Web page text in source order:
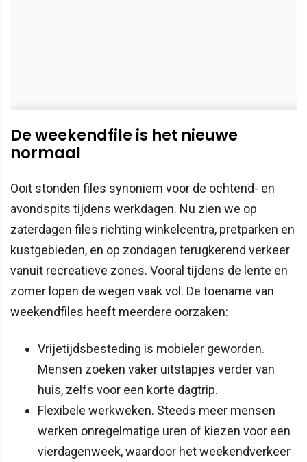
De weekendfile is het nieuwe
normaal
Ooit stonden files synoniem voor de ochtend- en
avondspits tijdens werkdagen. Nu zien we op
zaterdagen files richting winkelcentra, pretparken en
kustgebieden, en op zondagen terugkerend verkeer
vanuit recreatieve zones. Vooral tijdens de lente en
zomer lopen de wegen vaak vol. De toename van
weekendfiles heeft meerdere oorzaken:
Vrijetijdsbesteding is mobieler geworden.
Mensen zoeken vaker uitstapjes verder van
huis, zelfs voor een korte dagtrip.
Flexibele werkweken. Steeds meer mensen
werken onregelmatige uren of kiezen voor een
vierdagenweek, waardoor het weekendverkeer